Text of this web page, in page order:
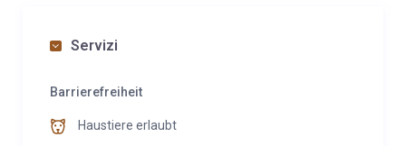
Servizi
Barrierefreiheit
Haustiere erlaubt